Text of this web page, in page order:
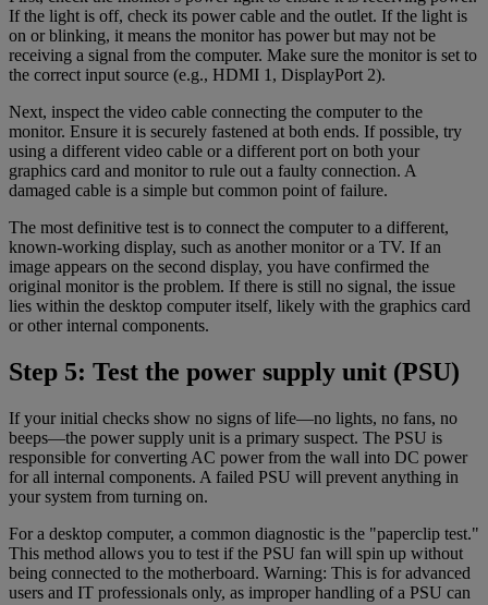
If the light is off, check its power cable and the outlet. If the light is
on or blinking, it means the monitor has power but may not be
receiving a signal from the computer. Make sure the monitor is set to
the correct input source (e.g., HDMI 1, DisplayPort 2).
Next, inspect the video cable connecting the computer to the
monitor. Ensure it is securely fastened at both ends. If possible, try
using a different video cable or a different port on both your
graphics card and monitor to rule out a faulty connection. A
damaged cable is a simple but common point of failure.
The most definitive test is to connect the computer to a different,
known-working display, such as another monitor or a TV. If an
image appears on the second display, you have confirmed the
original monitor is the problem. If there is still no signal, the issue
lies within the desktop computer itself, likely with the graphics card
or other internal components.
Step 5: Test the power supply unit (PSU)
If your initial checks show no signs of life—no lights, no fans, no
beeps—the power supply unit is a primary suspect. The PSU is
responsible for converting AC power from the wall into DC power
for all internal components. A failed PSU will prevent anything in
your system from turning on.
For a desktop computer, a common diagnostic is the "paperclip test."
This method allows you to test if the PSU fan will spin up without
being connected to the motherboard. Warning: This is for advanced
users and IT professionals only, as improper handling of a PSU can